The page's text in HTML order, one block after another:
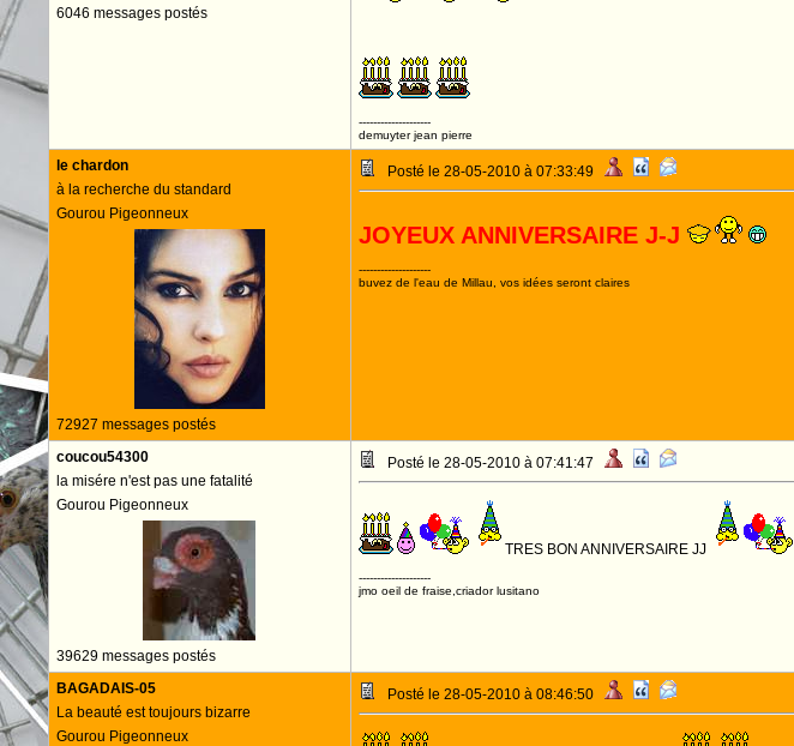
6046 messages postés
--------------------
demuyter jean pierre
le chardon
à la recherche du standard
Gourou Pigeonneux
72927 messages postés
Posté le 28-05-2010 à 07:33:49
JOYEUX ANNIVERSAIRE J-J
--------------------
buvez de l'eau de Millau, vos idées seront claires
coucou54300
la misére n'est pas une fatalité
Gourou Pigeonneux
39629 messages postés
Posté le 28-05-2010 à 07:41:47
TRES BON ANNIVERSAIRE JJ
--------------------
jmo oeil de fraise,criador lusitano
BAGADAIS-05
La beauté est toujours bizarre
Gourou Pigeonneux
Posté le 28-05-2010 à 08:46:50